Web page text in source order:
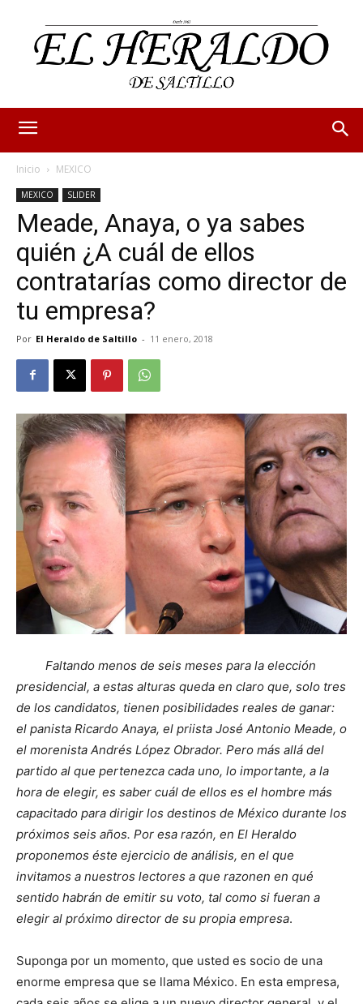
Inicio MEXICO
MEXICO SLIDER
Meade, Anaya, o ya sabes
quién ¿A cuál de ellos
contratarías como director de
tu empresa?
Por El Heraldo de Saltillo - 11 enero, 2018
Faltando menos de seis meses para la elección
presidencial, a estas alturas queda en claro que, solo tres
de los candidatos, tienen posibilidades reales de ganar:
el panista Ricardo Anaya, el priista José Antonio Meade, o
el morenista Andrés López Obrador. Pero más allá del
partido al que pertenezca cada uno, lo importante, a la
hora de elegir, es saber cuál de ellos es el hombre más
capacitado para dirigir los destinos de México durante los
próximos seis años. Por esa razón, en El Heraldo
proponemos éste ejercicio de análisis, en el que
invitamos a nuestros lectores a que razonen en qué
sentido habrán de emitir su voto, tal como si fueran a
elegir al próximo director de su propia empresa.
Suponga por un momento, que usted es socio de una
enorme empresa que se llama México. En esta empresa,